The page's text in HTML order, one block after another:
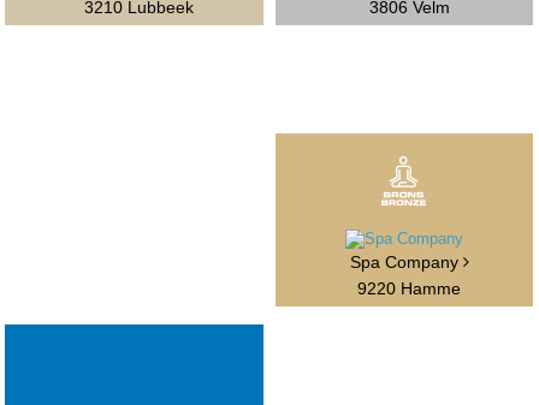
3210 Lubbeek 3806 Velm
Spa Company
9220 Hamme